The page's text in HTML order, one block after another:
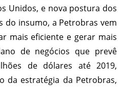
Unidos, e nova postura dos
do insumo, a Petrobras vem
mais eficiente e gerar mais
de negócios que prevê
de dólares até 2019,
da estratégia da Petrobras,